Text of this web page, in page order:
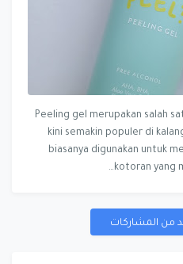
Peeling gel merupakan salah
kini semakin populer di
biasanya digunakan untuk
kotoran yang
من المشاركات